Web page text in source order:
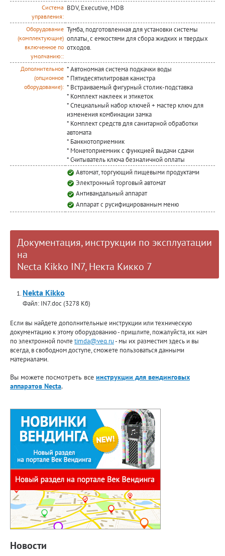
Система
управления:
BDV, Executive, MDB
Оборудование
(комплектующие)
включенное по
умолчанию::
Тумба, подготовленная для установки системы
оплаты, с емкостями для сбора жидких и твердых
отходов.
Дополнительное
(опционное
оборудование):
* Автономная система подкачки воды
* Пятидесятилитровая канистра
* Встраиваемый фигурный столик-подставка
* Комплект наклеек и этикеток
* Специальный набор ключей + мастер ключ для
изменения комбинации замка
* Комплект средств для санитарной обработки
автомата
* Банкнотоприемник
* Монетоприемник с функцией выдачи сдачи
* Считыватель ключа безналичной оплаты
Автомат, торгующий пищевыми продуктами
Электронный торговый автомат
Антивандальный аппарат
Аппарат с русифицированным меню
Документация, инструкции по эксплуатации
на
Necta Kikkо IN7, Некта Кикко 7
Nekta Kikko
Файл: IN7.doc (3278 Кб)
Если вы найдете дополнительные инструкции или техническую
документацию к этому оборудованию - пришлите, пожалуйста, их нам
по электронной почте timda@veq.ru- мы их разместим здесь и вы
всегда, в свободном доступе, сможете пользоваться данными
материалами.
Вы можете посмотреть все инструкции для вендинговых
аппаратов Necta.
Новости